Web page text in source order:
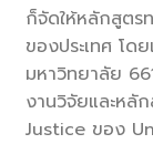
ก็จัดให้หลักสูตร
ของประเทศ โ
มหาวิทยาลัย
งานวิจัยและหลั
Justice ของ